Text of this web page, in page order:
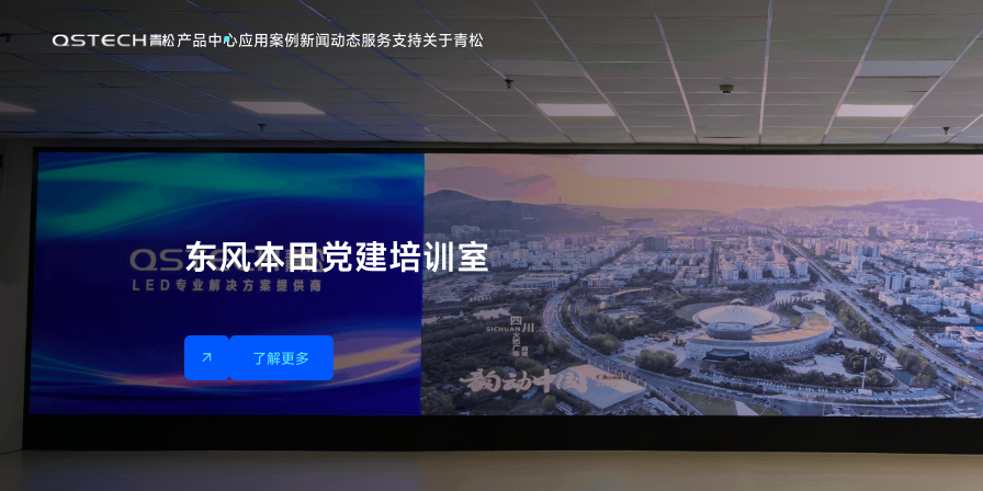
业
产品中心应用案例新闻动态服务支持关于青松
东风本田党建培训室
了解更多